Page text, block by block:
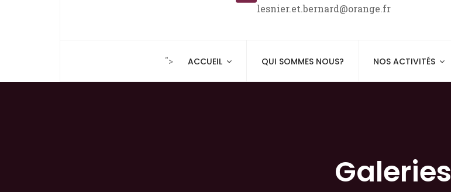
lesnier.et.bernard@orange.fr
"> ACCUEIL QUI SOMMES NOUS? NOS ACTIVITÉS
Galeries